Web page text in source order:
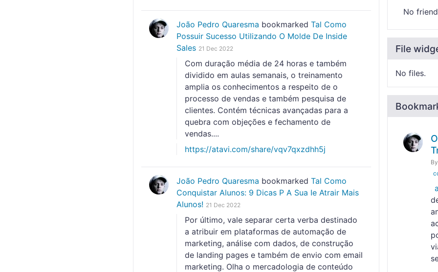
No
File
No files.
By
João Pedro Quaresma bookmarked Tal Como
Possuir Sucesso Utilizando O Molde De Inside
Sales 21 Dec 2022
Com duração média de 24 horas e também
dividido em aulas semanais, o treinamento
amplia os conhecimentos a respeito de o
processo de vendas e também pesquisa de
clientes. Contém técnicas avançadas para a
quebra com objeções e fechamento de
vendas....
https://atavi.com/share/vqv7qxzdhh5j
João Pedro Quaresma bookmarked Tal Como
Conquistar Alunos: 9 Dicas P A Sua Ie Atrair Mais
Alunos! 21 Dec 2022
Por último, vale separar certa verba destinado
a atribuir em plataformas de automação de
marketing, análise com dados, de construção
de landing pages e também de envio com email
marketing. Olha o mercadologia de conteúdo